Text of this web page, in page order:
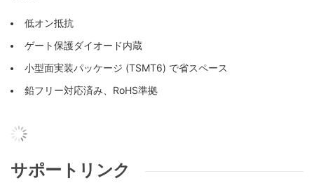
低オン抵抗
ゲート保護ダイオード内蔵
小型面実装パッケージ (TSMT6) で省スペース
鉛フリー対応済み、RoHS準拠
サポートリンク